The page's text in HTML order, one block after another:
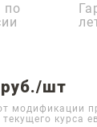
по
шт
модификации
курса